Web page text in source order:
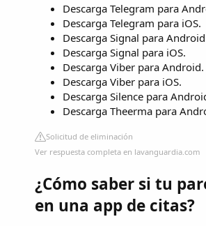
Descarga Telegram para
Descarga Telegram para iOS.
Descarga Signal para
Descarga Signal para iOS.
Descarga Viber para Android.
Descarga Viber para iOS.
Descarga Silence para
Descarga Theerma para
Solicitud de eliminación
Ver respuesta completa en lavanguardia.com
¿Cómo saber si tu
en una app de citas?